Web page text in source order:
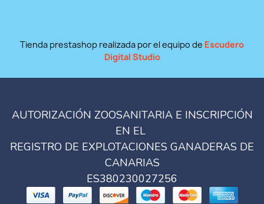
Tienda prestashop realizada por el equipo de Escudero
Digital Studio
AUTORIZACIÓN ZOOSANITARIA E INSCRIPCIÓN
EN EL
REGISTRO DE EXPLOTACIONES GANADERAS DE
CANARIAS
ES380230027256